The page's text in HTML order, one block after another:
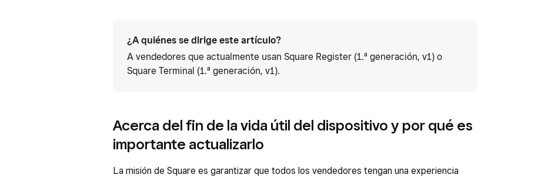
¿A quiénes se dirige este artículo?
A vendedores que actualmente usan Square Register (1.ª generación, v1) o
Square Terminal (1.ª generación, v1).
Acerca del fin de la vida útil del dispositivo y por qué es
importante actualizarlo
La misión de Square es garantizar que todos los vendedores tengan una experiencia